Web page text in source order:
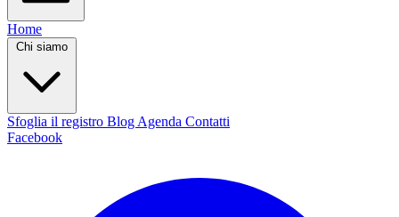
Home
Chi siamo
Sfoglia il registro Blog Agenda Contatti
Facebook